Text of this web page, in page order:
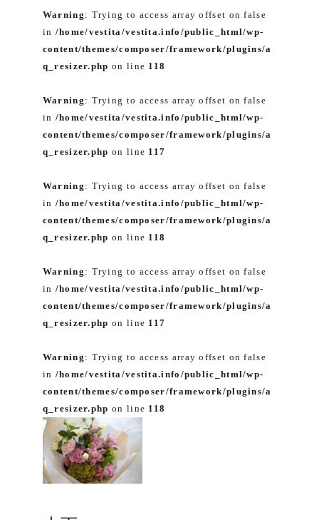
Warning : Trying to access array offset on false
in /home/vestita/vestita.info/public_html/wp-
content/themes/composer/framework/plugins/a
q_resizer.php on line 118
Warning : Trying to access array offset on false
in /home/vestita/vestita.info/public_html/wp-
content/themes/composer/framework/plugins/a
q_resizer.php on line 117
Warning : Trying to access array offset on false
in /home/vestita/vestita.info/public_html/wp-
content/themes/composer/framework/plugins/a
q_resizer.php on line 118
Warning : Trying to access array offset on false
in /home/vestita/vestita.info/public_html/wp-
content/themes/composer/framework/plugins/a
q_resizer.php on line 117
Warning : Trying to access array offset on false
in /home/vestita/vestita.info/public_html/wp-
content/themes/composer/framework/plugins/a
q_resizer.php on line 118